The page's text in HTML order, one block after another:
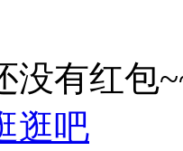
没有红包
逛吧